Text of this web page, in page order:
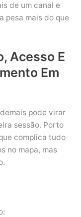
de um canal e
pesa mais do que
Acesso E
Em
pode virar
sessão. Porto
complica tudo
no mapa, mas